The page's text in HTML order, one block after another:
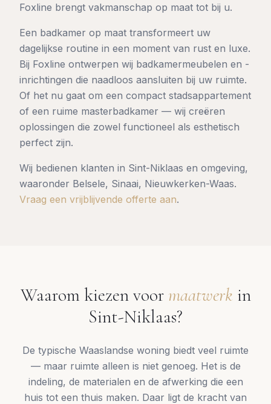
Foxline brengt vakmanschap op maat tot bij u.
Een badkamer op maat transformeert uw
dagelijkse routine in een moment van rust en luxe.
Bij Foxline ontwerpen wij badkamermeubelen en -
inrichtingen die naadloos aansluiten bij uw ruimte.
Of het nu gaat om een compact stadsappartement
of een ruime masterbadkamer — wij creëren
oplossingen die zowel functioneel als esthetisch
perfect zijn.
Wij bedienen klanten in Sint-Niklaas en omgeving,
waaronder Belsele, Sinaai, Nieuwkerken-Waas.
Vraag een vrijblijvende offerte aan.
Waarom kiezen voor maatwerk in
Sint-Niklaas?
De typische Waaslandse woning biedt veel ruimte
— maar ruimte alleen is niet genoeg. Het is de
indeling, de materialen en de afwerking die een
huis tot een thuis maken. Daar ligt de kracht van